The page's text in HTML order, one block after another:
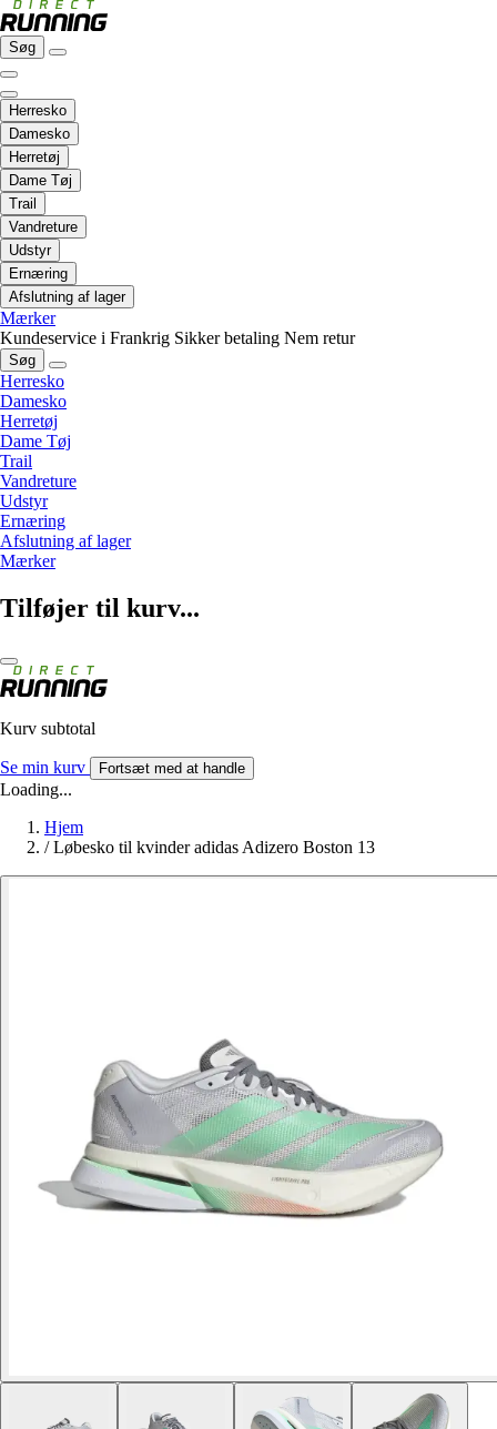
Søg
Herresko
Damesko
Herretøj
Dame Tøj
Trail
Vandreture
Udstyr
Ernæring
Afslutning af lager
Mærker
Kundeservice i Frankrig Sikker betaling Nem retur
Søg
Herresko
Damesko
Herretøj
Dame Tøj
Trail
Vandreture
Udstyr
Ernæring
Afslutning af lager
Mærker
Tilføjer til kurv...
Kurv subtotal
Se min kurv Fortsæt med at handle
Loading...
Hjem
/ Løbesko til kvinder adidas Adizero Boston 13